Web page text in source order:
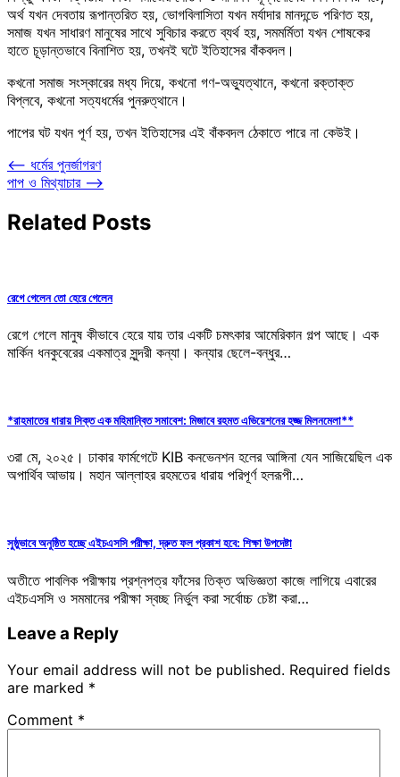
অর্থ যখন দেবতায় রূপান্তরিত হয়, ভোগবিলাসিতা যখন মর্যাদার মানদন্ডে পরিণত হয়,
সমাজ যখন সাধারণ মানুষের সাথে সুবিচার করতে ব্যর্থ হয়, সমমর্মিতা যখন শোষকের
হাতে চূড়ান্তভাবে বিনাশিত হয়, তখনই ঘটে ইতিহাসের বাঁকবদল।
কখনো সমাজ সংস্কারের মধ্য দিয়ে, কখনো গণ-অভ্যুত্থানে, কখনো রক্তাক্ত
বিপ্লবে, কখনো সত্যধর্মের পুনরুত্থানে।
পাপের ঘট যখন পূর্ণ হয়, তখন ইতিহাসের এই বাঁকবদল ঠেকাতে পারে না কেউই।
Post
navigation
⟵ ধর্মের পুনর্জাগরণ
পাপ ও মিথ্যাচার ⟶
Related Posts
রেগে গেলেন তো হেরে গেলেন
রেগে গেলে মানুষ কীভাবে হেরে যায় তার একটি চমৎকার আমেরিকান গল্প আছে। এক
মার্কিন ধনকুবেরের একমাত্র সুন্দরী কন্যা। কন্যার ছেলে-বন্ধুর…
*রাহমাতের ধারায় সিক্ত এক মহিমান্বিত সমাবেশ: মিজাবে রহমত এভিয়েশনের হজ্জ মিলনমেলা**
৩রা মে, ২০২৫। ঢাকার ফার্মগেটে KIB কনভেনশন হলের আঙ্গিনা যেন সাজিয়েছিল এক
অপার্থিব আভায়। মহান আল্লাহর রহমতের ধারায় পরিপূর্ণ হলরূপী…
সুষ্ঠুভাবে অনুষ্ঠিত হচ্ছে এইচএসসি পরীক্ষা, দ্রুত ফল প্রকাশ হবে: শিক্ষা উপদেষ্টা
অতীতে পাবলিক পরীক্ষায় প্রশ্নপত্র ফাঁসের তিক্ত অভিজ্ঞতা কাজে লাগিয়ে এবারের
এইচএসসি ও সমমানের পরীক্ষা স্বচ্ছ নির্ভুল করা সর্বোচ্চ চেষ্টা করা…
Leave a Reply
Your email address will not be published. Required fields
are marked *
Comment *